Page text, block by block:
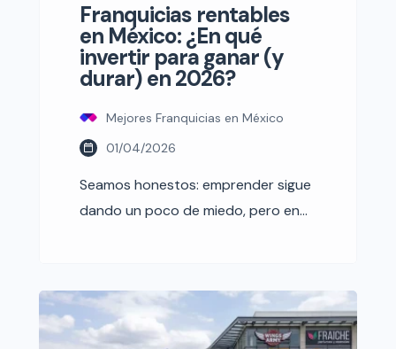
Franquicias rentables
en México: ¿En qué
invertir para ganar (y
durar) en 2026?
Mejores Franquicias en México
01/04/2026
Seamos honestos: emprender sigue
dando un poco de miedo, pero en
quedarse atrás en un mercado que
se mueve a la velocidad de la luz. La
idea de dejar la seguridad de una